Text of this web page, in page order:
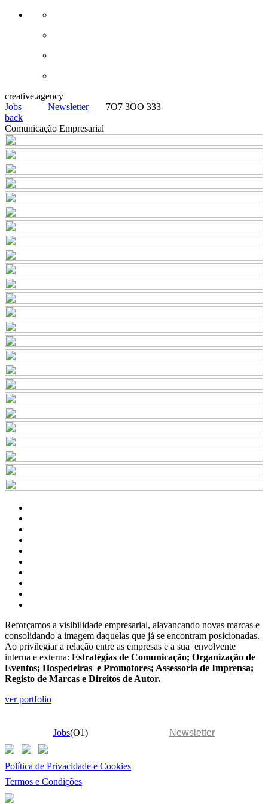
creative.agency
Jobs
Newsletter
7O7 3OO 333
back
Comunicação Empresarial
Reforçamos a visibilidade empresarial, alavancando novas marcas e
consolidando a imagem daquelas que já se encontram posicionadas.
Ao privilegiar a relação entre as empresas e a sua envolvente
interna e externa: Estratégias de Comunicação; Organização de
Eventos; Hospedeiras e Promotores; Assessoria de Imprensa;
Registo de Marcas e Direitos de Autor.
ver portfolio
Jobs(O1) Newsletter
Política de Privacidade e Cookies
Termos e Condições